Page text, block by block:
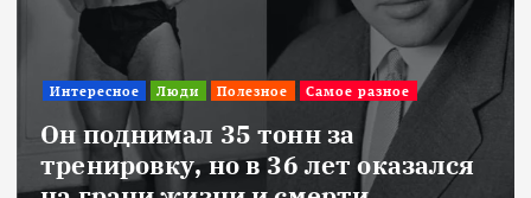
Интересное Люди Полезное Самое разное
Он поднимал 35 тонн за
тренировку, но в 36 лет оказался